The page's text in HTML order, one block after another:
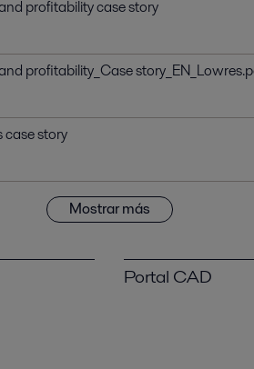
profitability case story
profitability_Case
case story
Mostrar más
Portal CAD